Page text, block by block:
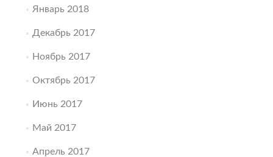
Январь 2018
Декабрь 2017
Ноябрь 2017
Октябрь 2017
Июнь 2017
Май 2017
Апрель 2017